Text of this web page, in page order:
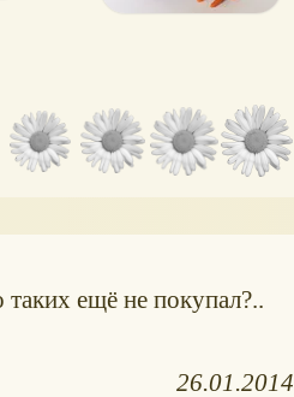
ещё не покупал?..
26.01.2014